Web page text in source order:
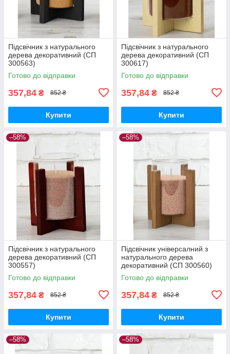
Підсвічник з натурального
дерева декоративний (СП
300563)
Готово до відправки
357,84 ₴ 852 ₴
Купити
Підсвічник з натурального
дерева декоративний (СП
300617)
Готово до відправки
357,84 ₴ 852 ₴
Купити
–58%
Підсвічник з натурального
дерева декоративний (СП
300557)
Готово до відправки
357,84 ₴ 852 ₴
Купити
–58%
Підсвічник універсалний з
натурального дерева
декоративний (СП 300560)
Готово до відправки
357,84 ₴ 852 ₴
Купити
–58% –58%